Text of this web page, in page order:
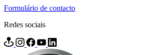
Formulário de contacto
Redes sociais